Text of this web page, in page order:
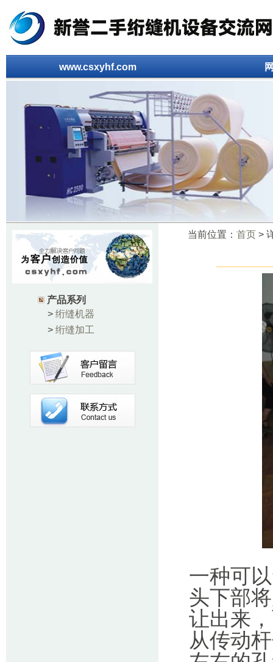
www.csxyhf.com
产品系列
> 绗缝机器
> 绗缝加工
当前位置： 首页 >
一种可
头下部
让出来
从传动